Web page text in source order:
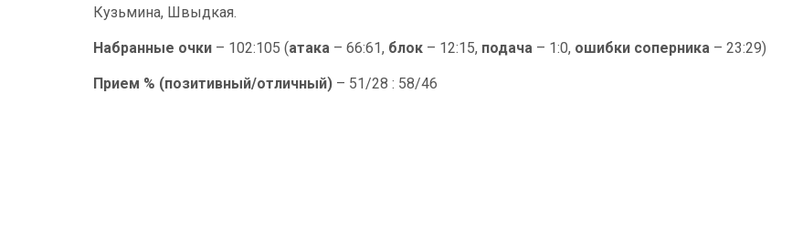
Кузьмина, Швыдкая.
Набранные очки – 102:105 (атака – 66:61, блок – 12:15, подача – 1:0, ошибки соперника – 23:29)
Прием % (позитивный/отличный) – 51/28 : 58/46